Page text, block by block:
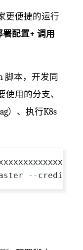
更便捷的运行
配置+ 调用
脚本，开发同
用的分支、
）、执行K8s
--credid